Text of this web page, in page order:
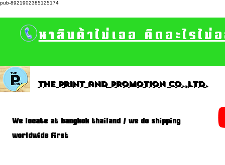
pub-8921902385125174
หาสินค้าไม่เจอ คิดอะไรไ
The print and promotion CO.,Ltd.
We locate at bangkok thailand / we do shipping
worldwide first